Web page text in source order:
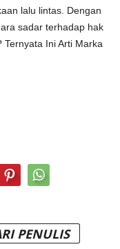
lalu lintas. Dengan
sadar terhadap hak
Ternyata Ini Arti Marka
PENULIS